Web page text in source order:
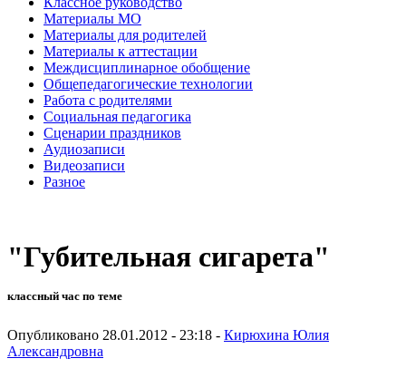
Материалы МО
Материалы для родителей
Материалы к аттестации
Междисциплинарное обобщение
Общепедагогические технологии
Работа с родителями
Социальная педагогика
Сценарии праздников
Аудиозаписи
Видеозаписи
Разное
"Губительная сигарета"
классный час по теме
Опубликовано 28.01.2012 - 23:18 - Кирюхина Юлия
Александровна